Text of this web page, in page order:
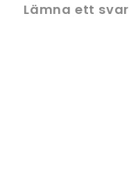
Lämna ett svar